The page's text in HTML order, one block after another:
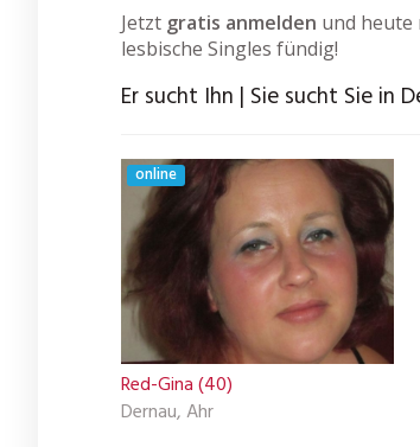
Jetzt gratis anmelden und heute
lesbische Singles fündig!
Er sucht Ihn | Sie sucht Sie in
online
Red-Gina (40)
Dernau, Ahr